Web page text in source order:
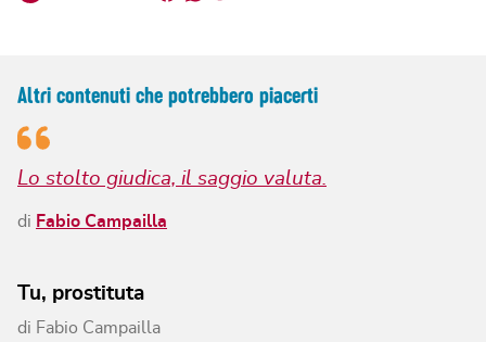
Altri contenuti che potrebbero piacerti
Lo stolto giudica, il saggio valuta.
di Fabio Campailla
Tu, prostituta
di Fabio Campailla